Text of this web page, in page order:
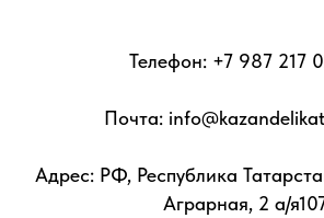
Телефон: +7 987 217
Почта:
Адрес: РФ, Республика
Аграрная, 2 а/